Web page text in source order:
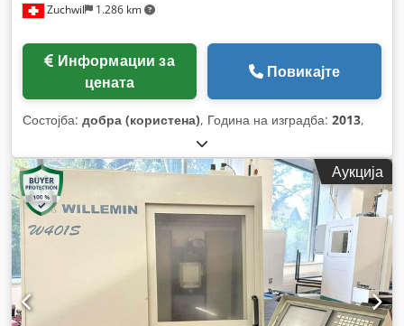
Zuchwil 1.286 km
цената
Повикајте
Состојба: добра (користена), Година на изградба: 2013,
Аукција